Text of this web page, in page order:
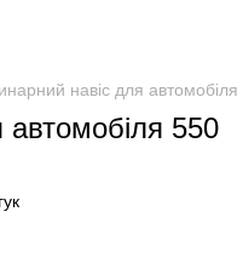
навіс для
550